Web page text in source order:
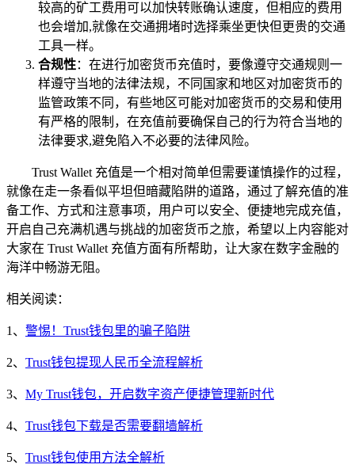
较高的矿工费用可以加快转账确认速度，但相应的费用
也会增加,就像在交通拥堵时选择乘坐更快但更贵的交通
工具一样。
合规性：在进行加密货币充值时，要像遵守交通规则一
样遵守当地的法律法规，不同国家和地区对加密货币的
监管政策不同，有些地区可能对加密货币的交易和使用
有严格的限制，在充值前要确保自己的行为符合当地的
法律要求,避免陷入不必要的法律风险。
Trust Wallet 充值是一个相对简单但需要谨慎操作的过程，
就像在走一条看似平坦但暗藏陷阱的道路，通过了解充值的准
备工作、方式和注意事项，用户可以安全、便捷地完成充值，
开启自己充满机遇与挑战的加密货币之旅，希望以上内容能对
大家在 Trust Wallet 充值方面有所帮助，让大家在数字金融的
海洋中畅游无阻。
相关阅读：
1、 警惕！Trust钱包里的骗子陷阱
2、 Trust钱包提现人民币全流程解析
3、 My Trust钱包，开启数字资产便捷管理新时代
4、 Trust钱包下载是否需要翻墙解析
5、 Trust钱包使用方法全解析